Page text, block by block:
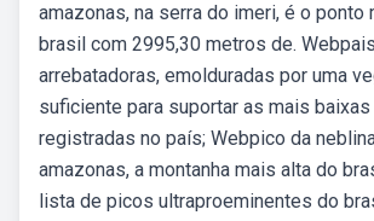
amazonas, na serra do imeri, é o ponto
brasil com 2995,30 metros de.
arrebatadoras, emolduradas por uma
suficiente para suportar as mais
registradas no país; Webpico da
amazonas, a montanha mais alta do
lista de picos ultraproeminentes do